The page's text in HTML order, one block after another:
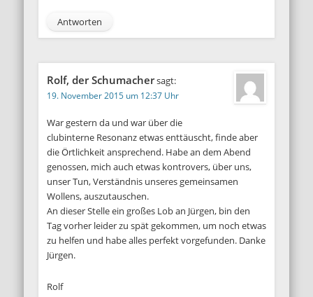
Antworten
Rolf, der Schumachersagt:
19. November 2015 um 12:37 Uhr
War gestern da und war über die
clubinterne Resonanz etwas enttäuscht, finde aber
die Örtlichkeit ansprechend. Habe an dem Abend
genossen, mich auch etwas kontrovers, über uns,
unser Tun, Verständnis unseres gemeinsamen
Wollens, auszutauschen.
An dieser Stelle ein großes Lob an Jürgen, bin den
Tag vorher leider zu spät gekommen, um noch etwas
zu helfen und habe alles perfekt vorgefunden. Danke
Jürgen.
Rolf